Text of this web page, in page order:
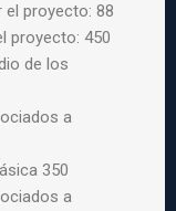
proyecto: 88
proyecto: 450
de los
a
350
a